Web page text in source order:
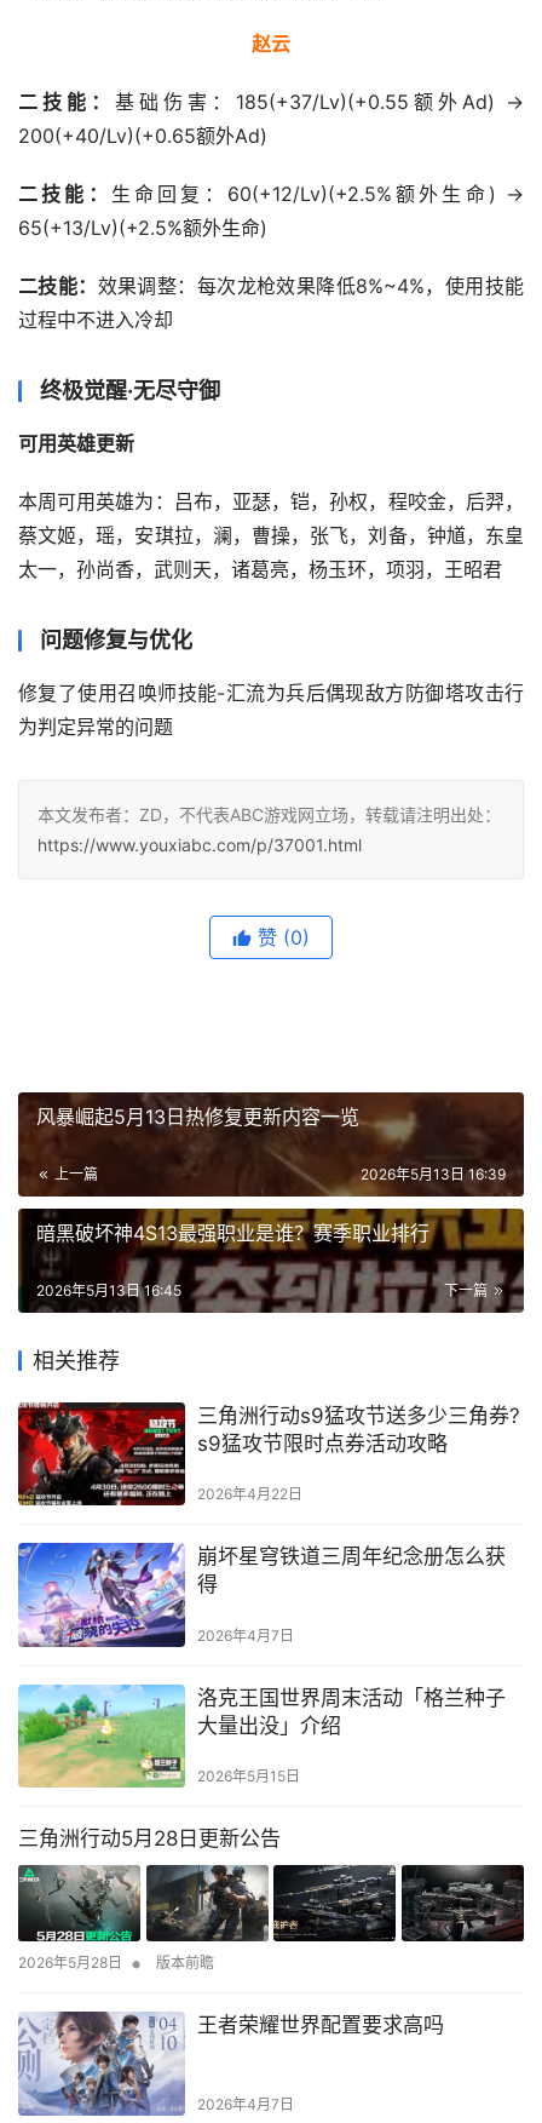
赵云
二技能： 基础伤害：185(+37/Lv)(+0.55额外Ad) →
200(+40/Lv)(+0.65额外Ad)
二技能： 生命回复：60(+12/Lv)(+2.5%额外生命) →
65(+13/Lv)(+2.5%额外生命)
二技能： 效果调整：每次龙枪效果降低8%~4%，使用技能
过程中不进入冷却
终极觉醒·无尽守御
可用英雄更新
本周可用英雄为：吕布，亚瑟，铠，孙权，程咬金，后羿，
蔡文姬，瑶，安琪拉，澜，曹操，张飞，刘备，钟馗，东皇
太一，孙尚香，武则天，诸葛亮，杨玉环，项羽，王昭君
问题修复与优化
修复了使用召唤师技能-汇流为兵后偶现敌方防御塔攻击行
为判定异常的问题
本文发布者：ZD，不代表ABC游戏网立场，转载请注明出处：
https://www.youxiabc.com/p/37001.html
赞 (0)
风暴崛起5月13日热修复更新内容一览
上一篇 2026年5月13日 16:39
暗黑破坏神4S13最强职业是谁？赛季职业排行
下一篇
2026年5月13日 16:45
相关推荐
三角洲行动s9猛攻节送多少三角券?
s9猛攻节限时点券活动攻略
2026年4月22日
崩坏星穹铁道三周年纪念册怎么获
得
2026年4月7日
洛克王国世界周末活动「格兰种子
大量出没」介绍
2026年5月15日
三角洲行动5月28日更新公告
2026年5月28日 • 版本前瞻
王者荣耀世界配置要求高吗
2026年4月7日